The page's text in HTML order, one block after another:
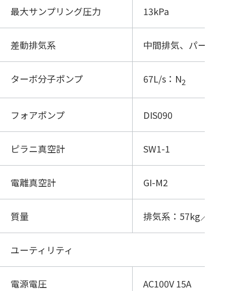
最大サンプリング圧力 13kPa
差動排気系 中間排気、パージ
ターボ分子ポンプ 67L/s：N2
フォアポンプ DIS090
ピラニ真空計 SW1-1
電離真空計 GI-M2
質量 排気系：57kg／制
ユーティリティ
電源電圧 AC100V 15A